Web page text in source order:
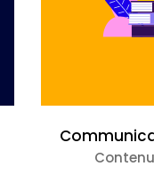
le